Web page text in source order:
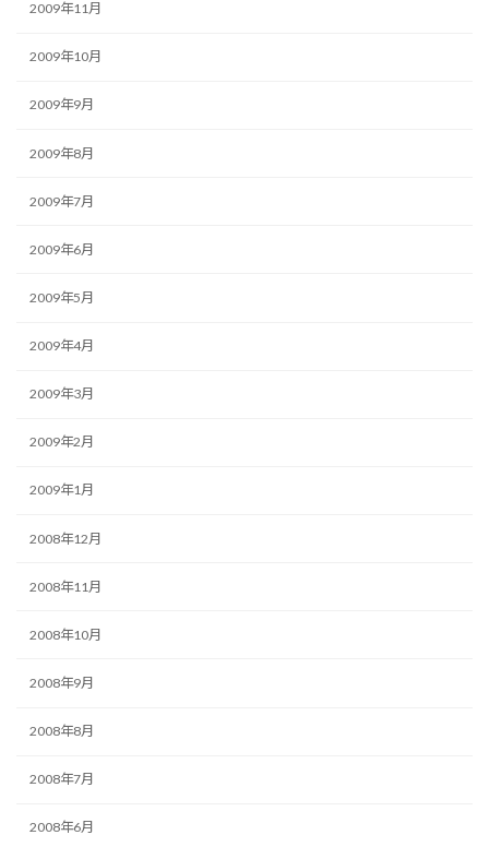
2009年11月
2009年10月
2009年9月
2009年8月
2009年7月
2009年6月
2009年5月
2009年4月
2009年3月
2009年2月
2009年1月
2008年12月
2008年11月
2008年10月
2008年9月
2008年8月
2008年7月
2008年6月